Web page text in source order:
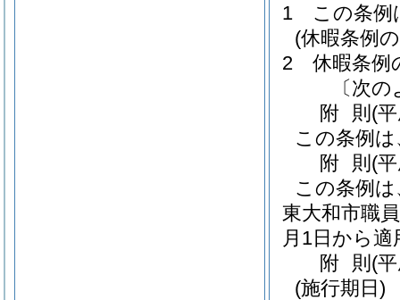
1
この条例
(休暇条例
2
休暇条例
〔次
附 則 (
この条例
附 則 (
この条例
東大和市職
月1日から適
附 則 (
(施行期日)